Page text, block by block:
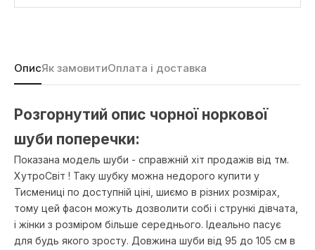
ОписЯк замовитиОплата і доставка
Розгорнутий опис чорної норкової
шуби поперечки:
Показана модель шуби - справжній хіт продажів від тм.
ХутроСвіт ! Таку шубку можна недорого купити у
Тисмениці по доступній ціні, шиємо в різних розмірах,
тому цей фасон можуть дозволити собі і стрункі дівчата,
і жінки з розміром більше середнього. Ідеально пасує
для будь якого зросту. Довжина шуби від 95 до 105 см в